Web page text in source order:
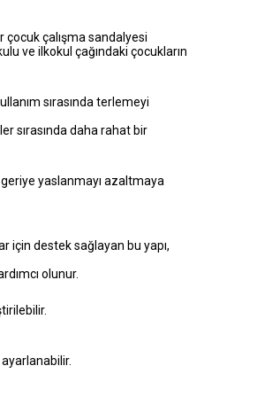
çocuk çalışma sandalyesi
ve ilkokul çağındaki çocukların
sırasında terlemeyi
sırasında daha rahat bir
yaslanmayı azaltmaya
için destek sağlayan bu yapı,
olunur.